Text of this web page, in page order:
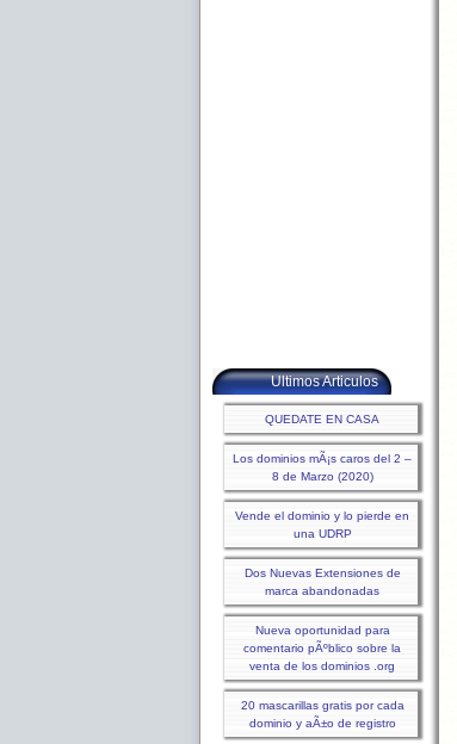
Ultimos Articulos
QUEDATE EN CASA
Los dominios mÃ¡s caros del 2 –
8 de Marzo (2020)
Vende el dominio y lo pierde en
una UDRP
Dos Nuevas Extensiones de
marca abandonadas
Nueva oportunidad para
comentario pÃºblico sobre la
venta de los dominios .org
20 mascarillas gratis por cada
dominio y aÃ±o de registro